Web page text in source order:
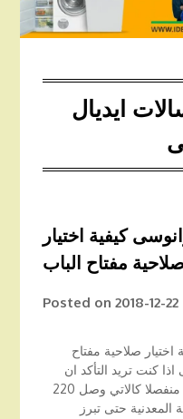
ايديال
كيفية اختيار
مفتاح الباب
Posted on2018-12-22
صلاحية مفتاح
كنت تريد التأكد ان
المفتاح سليم او تالف يمكن اختياره منفصلا كالاتي وصل 220
حتى تبرز